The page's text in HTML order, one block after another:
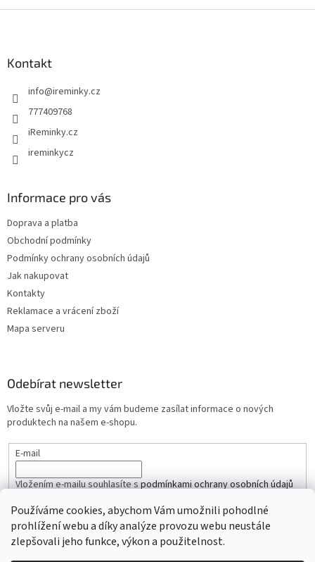
Používáme cookies, abychom Vám umožnili pohodlné
prohlížení webu a díky analýze provozu webu neustále
zlepšovali jeho funkce, výkon a použitelnost.
Kontakt
info@ireminky.cz
777409768
iReminky.cz
ireminkycz
Informace pro vás
Doprava a platba
Obchodní podmínky
Podmínky ochrany osobních údajů
Jak nakupovat
Kontakty
Reklamace a vrácení zboží
Mapa serveru
Odebírat newsletter
Vložte svůj e-mail a my vám budeme zasílat informace o nových
produktech na našem e-shopu.
E-mail
Vložením e-mailu souhlasíte spodmínkami ochrany osobních údajů
PŘIHLÁSIT SE